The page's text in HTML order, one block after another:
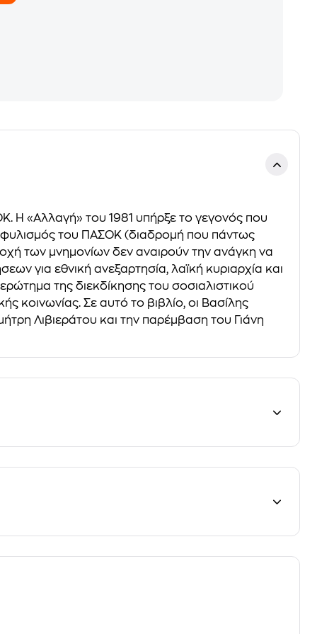
Η «Αλλαγή» του 1981 υπήρξε το γεγονός που
του ΠΑΣΟΚ (διαδρομή που πάντως
των μνημονίων δεν αναιρούν την ανάγκη να
για εθνική ανεξαρτησία, λαϊκή κυριαρχία και
της διεκδίκησης του σοσιαλιστικού
κοινωνίας. Σε αυτό το βιβλίο, οι Βασίλης
Λιβιεράτου και την παρέμβαση του Γιάνη